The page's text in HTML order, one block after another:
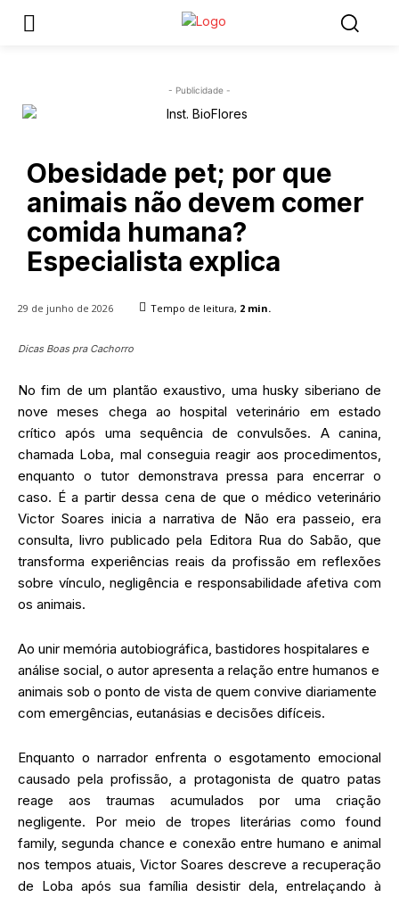
- Publicidade -
Obesidade pet; por que
animais não devem comer
comida humana?
Especialista explica
29 de junho de 2026 Tempo de leitura, 2 min.
Dicas Boas pra Cachorro
No fim de um plantão exaustivo, uma husky siberiano de
nove meses chega ao hospital veterinário em estado
crítico após uma sequência de convulsões. A canina,
chamada Loba, mal conseguia reagir aos procedimentos,
enquanto o tutor demonstrava pressa para encerrar o
caso. É a partir dessa cena de que o médico veterinário
Victor Soares inicia a narrativa de Não era passeio, era
consulta, livro publicado pela Editora Rua do Sabão, que
transforma experiências reais da profissão em reflexões
sobre vínculo, negligência e responsabilidade afetiva com
os animais.
Ao unir memória autobiográfica, bastidores hospitalares e
análise social, o autor apresenta a relação entre humanos e
animais sob o ponto de vista de quem convive diariamente
com emergências, eutanásias e decisões difíceis.
Enquanto o narrador enfrenta o esgotamento emocional
causado pela profissão, a protagonista de quatro patas
reage aos traumas acumulados por uma criação
negligente. Por meio de tropes literárias como found
family, segunda chance e conexão entre humano e animal
nos tempos atuais, Victor Soares descreve a recuperação
de Loba após sua família desistir dela, entrelaçando à